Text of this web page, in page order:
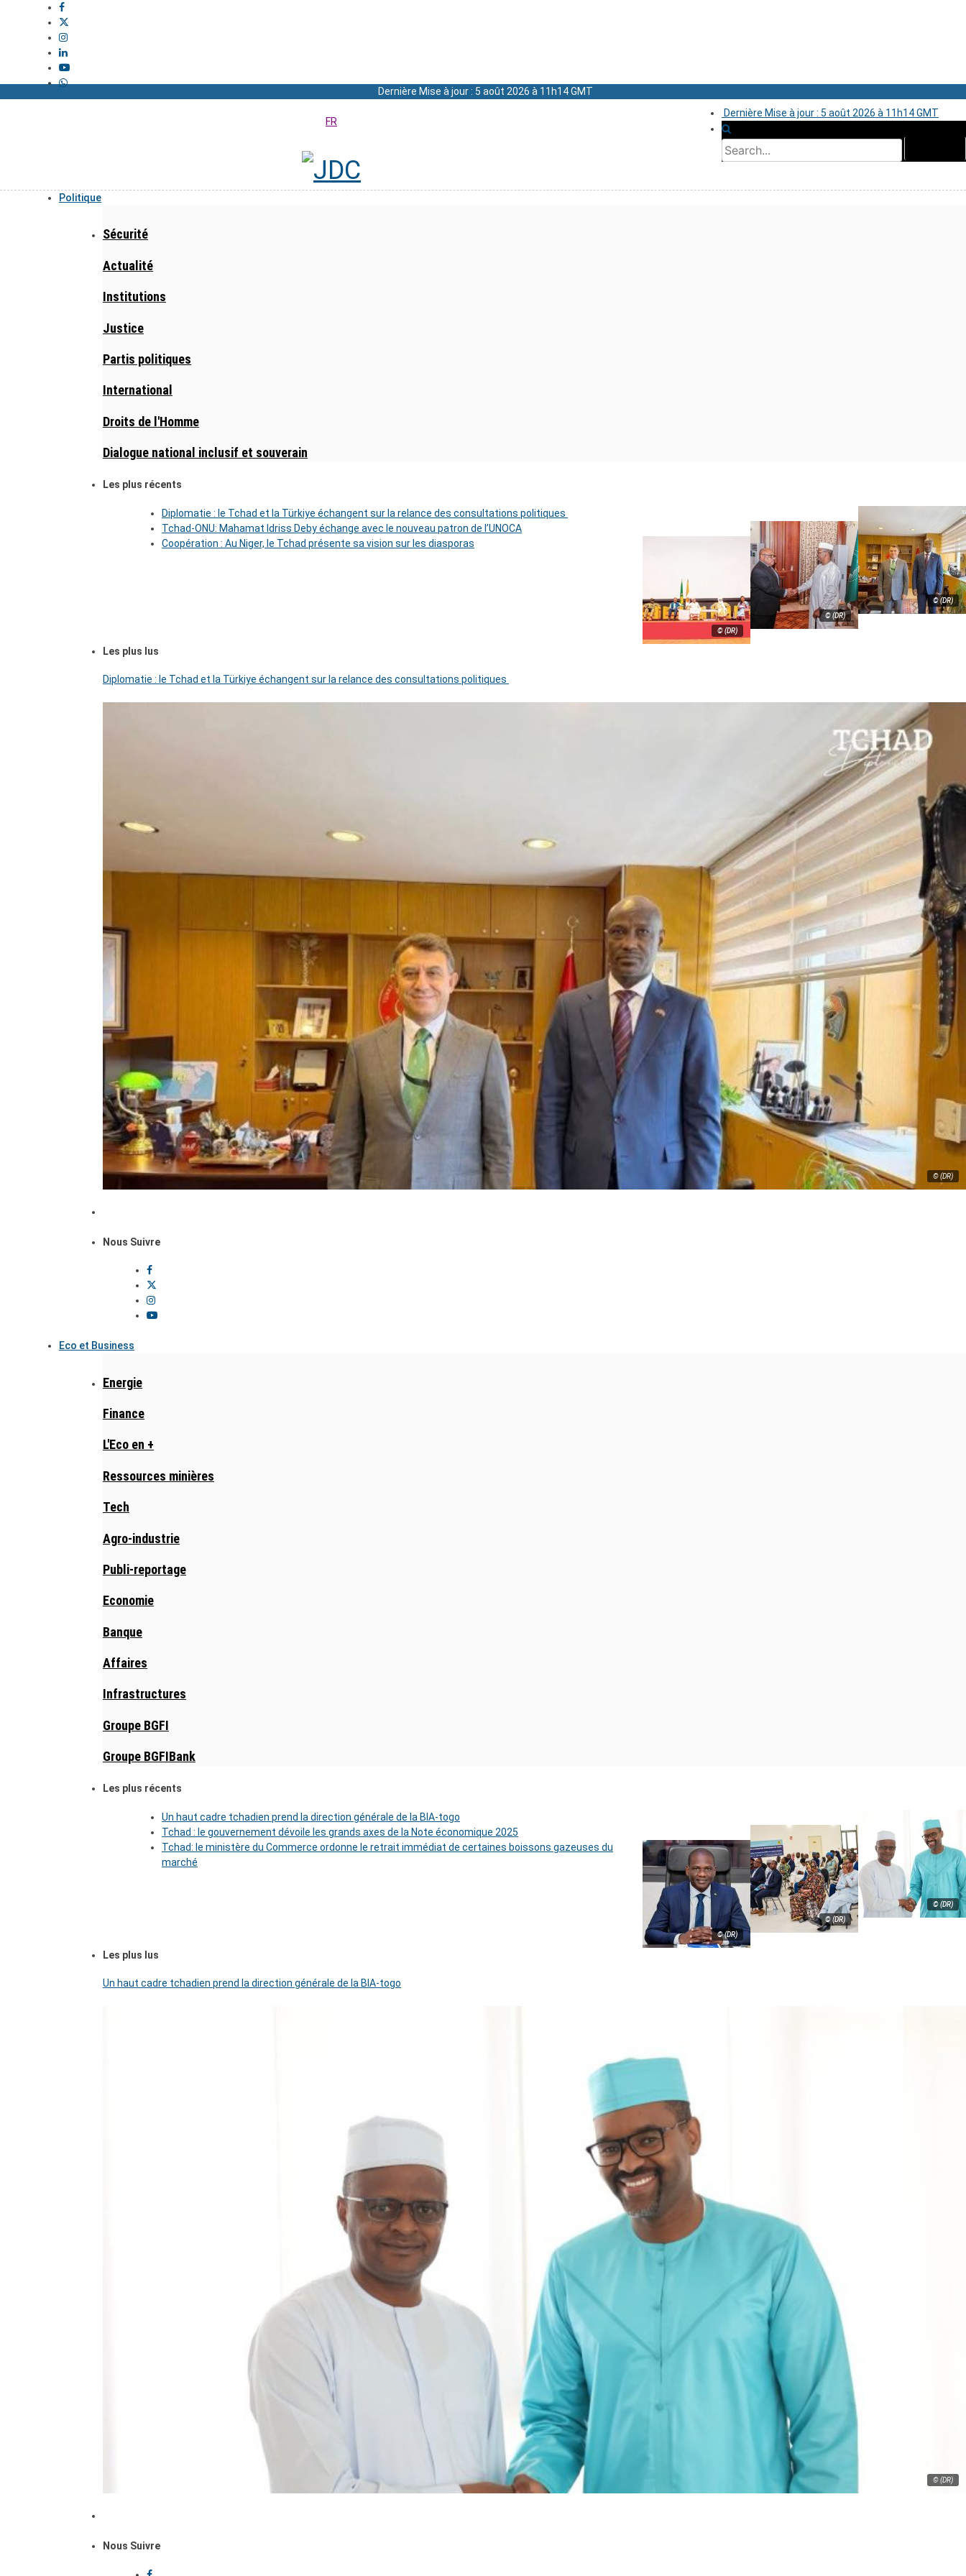
Dernière Mise à jour : 5 août 2026 à 11h14 GMT
Dernière Mise à jour : 5 août 2026 à 11h14 GMT
FR
Politique
Sécurité
Actualité
Institutions
Justice
Partis politiques
International
Droits de l'Homme
Dialogue national inclusif et souverain
Les plus récents
© (DR)
Diplomatie : le Tchad et la Türkiye échangent sur la relance des consultations politiques
© (DR)
Tchad-ONU: Mahamat Idriss Deby échange avec le nouveau patron de l’UNOCA
© (DR)
Coopération : Au Niger, le Tchad présente sa vision sur les diasporas
Les plus lus
Diplomatie : le Tchad et la Türkiye échangent sur la relance des consultations politiques
© (DR)
Nous Suivre
Eco et Business
Energie
Finance
L'Eco en +
Ressources minières
Tech
Agro-industrie
Publi-reportage
Economie
Banque
Affaires
Infrastructures
Groupe BGFI
Groupe BGFIBank
Les plus récents
© (DR)
Un haut cadre tchadien prend la direction générale de la BIA-togo
© (DR)
Tchad : le gouvernement dévoile les grands axes de la Note économique 2025
© (DR)
Tchad: le ministère du Commerce ordonne le retrait immédiat de certaines boissons gazeuses du
marché
Les plus lus
Un haut cadre tchadien prend la direction générale de la BIA-togo
© (DR)
Nous Suivre